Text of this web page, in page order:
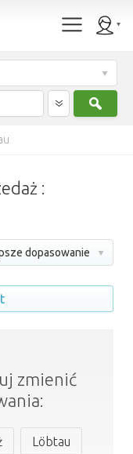
:
dopasowanie
zmienić
Löbtau